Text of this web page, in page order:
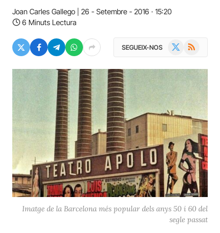
Joan Carles Gallego
26 - Setembre - 2016 · 15:20
6 Minuts Lectura
SEGUEIX-NOS RSS
Imatge de la Barcelona més popular dels anys 50 i 60 del
segle passat